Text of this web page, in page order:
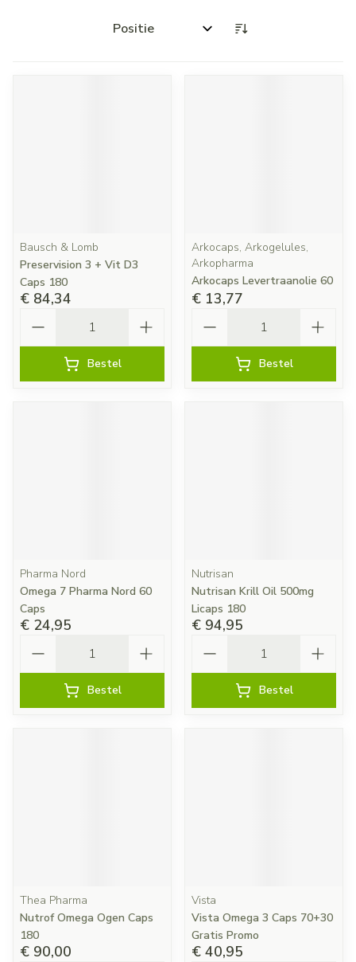
Sorteer op:
Bausch & Lomb
Preservision 3 + Vit D3
Caps 180
€ 84,34
Bestel
Arkocaps, Arkogelules,
Arkopharma
Arkocaps Levertraanolie 60
€ 13,77
Bestel
Pharma Nord
Omega 7 Pharma Nord 60
Caps
€ 24,95
Bestel
Nutrisan
Nutrisan Krill Oil 500mg
Licaps 180
€ 94,95
Bestel
Thea Pharma
Nutrof Omega Ogen Caps
180
€ 90,00
Vista
Vista Omega 3 Caps 70+30
Gratis Promo
€ 40,95